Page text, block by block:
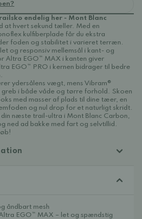
endelig her - Mont Blanc
at hvert sekund tæller. Med en
kulfiberplade får du ekstra
foden og stabilitet i varieret terræn.
og responsiv mellemsål i kant- og
Altra EGO™ MAX i kanten giver
EGO™ PRO i kernen bidrager til bedre
ydersålens vægt, mens Vibram®
i både våde og tørre forhold. Skoen
med masser af plads til dine tæer, en
og nul drop for et naturligt skridt.
næste trail-ultra i Mont Blanc Carbon,
ned ad bakke med fart og selvtillid.
åndbart mesh
EGO™ MAX – let og spændstig